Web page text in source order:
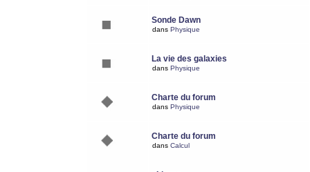
Sonde Dawn
dans Physique
La vie des galaxies
dans Physique
Charte du forum
dans Physique
Charte du forum
dans Calcul